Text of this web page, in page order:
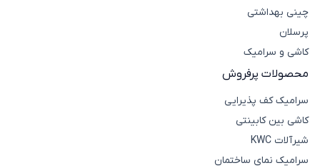
چینی بهداشتی
پرسلان
کاشی و سرامیک
محصولات پرفروش
سرامیک کف پذیرایی
کاشی بین کابینتی
شیرآلات KWC
سرامیک نمای ساختمان